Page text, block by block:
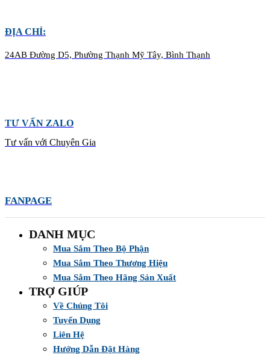
ĐỊA CHỈ:
24AB Đường D5, Phường Thạnh Mỹ Tây, Bình Thạnh
TƯ VẤN ZALO
Tư vấn với Chuyên Gia
FANPAGE
DANH MỤC
Mua Sắm Theo Bộ Phận
Mua Sắm Theo Thương Hiệu
Mua Sắm Theo Hãng Sản Xuất
TRỢ GIÚP
Về Chúng Tôi
Tuyển Dụng
Liên Hệ
Hướng Dẫn Đặt Hàng